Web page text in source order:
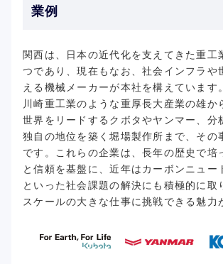
業例
関西は、日本の近代化を支えてきた重工
つであり、現在もなお、社会インフラや
える機械メーカーが本社を構えています
川崎重工業のような重厚長大産業の雄か
世界をリードするクボタやヤンマー、分
独自の地位を築く堀場製作所まで、その
です。これらの企業は、長年の歴史で培
と信頼を基盤に、近年はカーボンニュー
といった社会課題の解決にも積極的に取
スケールの大きな仕事に挑戦できる魅力